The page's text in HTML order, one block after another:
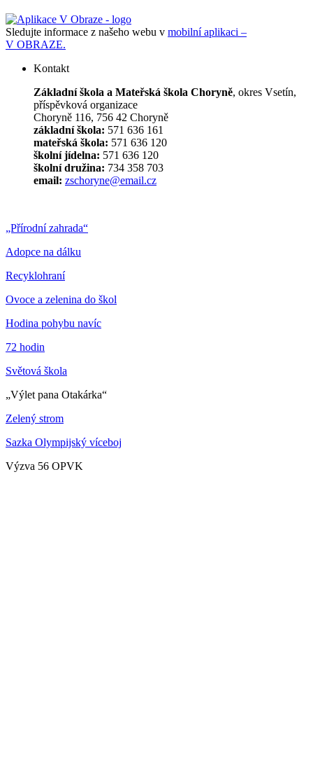
Sledujte informace z našeho webu v mobilní aplikaci –
V OBRAZE.
Kontakt
Základní škola a Mateřská škola Choryně, okres Vsetín,
příspěvková organizace
Choryně 116, 756 42 Choryně
základní škola: 571 636 161
mateřská škola: 571 636 120
školní jídelna: 571 636 120
školní družina: 734 358 703
email: zschoryne@email.cz
„Přírodní zahrada“
Adopce na dálku
Recyklohraní
Ovoce a zelenina do škol
Hodina pohybu navíc
72 hodin
Světová škola
„Výlet pana Otakárka“
Zelený strom
Sazka Olympijský víceboj
Výzva 56 OPVK